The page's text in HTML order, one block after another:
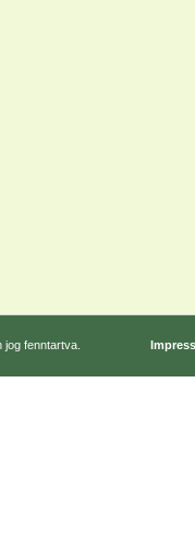
fenntartva.